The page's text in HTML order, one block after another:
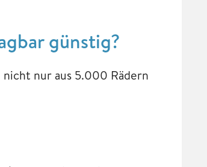
günstig?
nur aus 5.000 Rädern